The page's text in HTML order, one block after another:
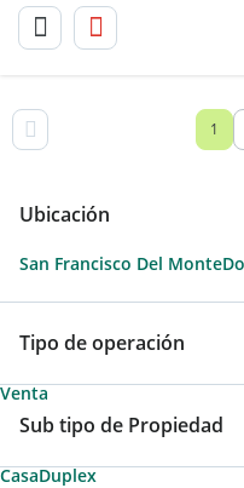
1
Ubicación
San Francisco Del Monte
Tipo de operación
Venta
Sub tipo de Propiedad
CasaDuplex